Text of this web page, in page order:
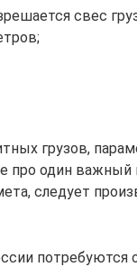
свес
грузов,
про один важный
следует
потребуются